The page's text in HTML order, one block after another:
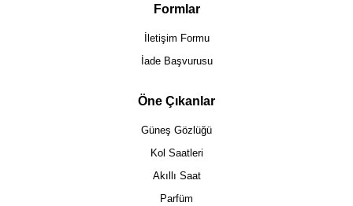
Formlar
İletişim Formu
İade Başvurusu
Öne Çıkanlar
Güneş Gözlüğü
Kol Saatleri
Akıllı Saat
Parfüm